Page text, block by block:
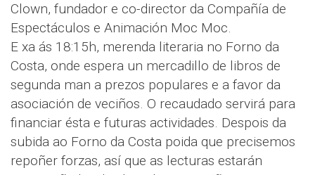
Clown, fundador e co-director da Compañía de
Espectáculos e Animación Moc Moc.
E xa ás 18:15h, merenda literaria no Forno da
Costa, onde espera un mercadillo de libros de
segunda man a prezos populares e a favor da
asociación de veciños. O recaudado servirá para
financiar ésta e futuras actividades. Despois da
subida ao Forno da Costa poida que precisemos
repoñer forzas, así que as lecturas estarán